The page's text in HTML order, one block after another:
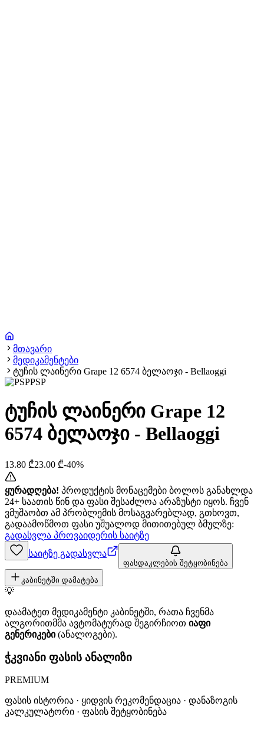
მთავარი
მედიკამენტები
ტუჩის ლაინერი Grape 12 6574 ბელაოჯი - Bellaoggi
PSP
ტუჩის ლაინერი Grape 12
6574 ბელაოჯი - Bellaoggi
13.80 ₾23.00 ₾-40%
ყურადღება! პროდუქტის მონაცემები ბოლოს განახლდა
24+ საათის წინ და ფასი შესაძლოა არაზუსტი იყოს. ჩვენ
ვმუშაობთ ამ პრობლემის მოსაგვარებლად, გთხოვთ,
გადაამოწმოთ ფასი უშუალოდ მითითებულ ბმულზე:
გადასვლა პროვაიდერის საიტზე
საიტზე გადასვლა
ფასდაკლების შეტყობინება
კაბინეტში დამატება
💡
დაამატეთ მედიკამენტი კაბინეტში, რათა ჩვენმა
ალგორითმმა ავტომატურად შეგირჩიოთ იაფი
გენერიკები(ანალოგები).
ჭკვიანი ფასის ანალიზი
PREMIUM
ფასის ისტორია · ყიდვის რეკომენდაცია · დანაზოგის
კალკულატორი · ფასის შეტყობინება